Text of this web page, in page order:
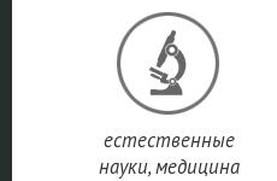
естественные
науки, медицина